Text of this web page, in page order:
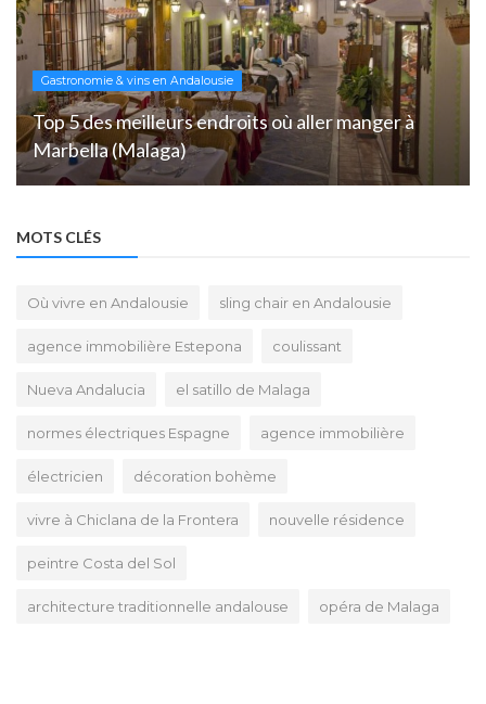
Gastronomie & vins en Andalousie
Top 5 des meilleurs endroits où aller manger à
Marbella (Malaga)
MOTS CLÉS
Où vivre en Andalousie sling chair en Andalousie
agence immobilière Estepona coulissant
Nueva Andalucia el satillo de Malaga
normes électriques Espagne agence immobilière
électricien décoration bohème
vivre à Chiclana de la Frontera nouvelle résidence
peintre Costa del Sol
architecture traditionnelle andalouse opéra de Malaga